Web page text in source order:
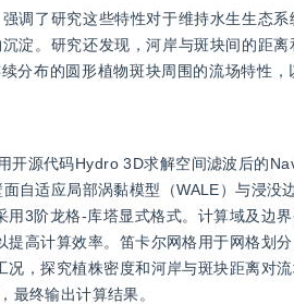
调了研究这些特性对于维持水生生态
淀。研究还发现，河岸与斑块间的距
分布的圆形植物斑块周围的流场特性
开源代码Hydro 3D求解空间滤波后的
自适应局部涡黏模型（WALE）与浸
3阶龙格-库塔显式格式。计算域及边
高计算效率。笛卡尔网格用于网格划
，探究植株密度和河岸与斑块距离对
最终输出计算结果。